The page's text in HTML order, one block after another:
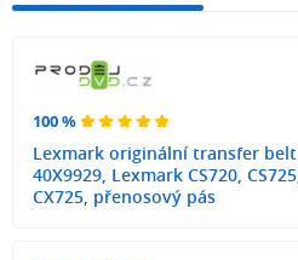
100 %
Lexmark originální transfer belt
40X9929, Lexmark CS720, CS725,
CX725, přenosový pás